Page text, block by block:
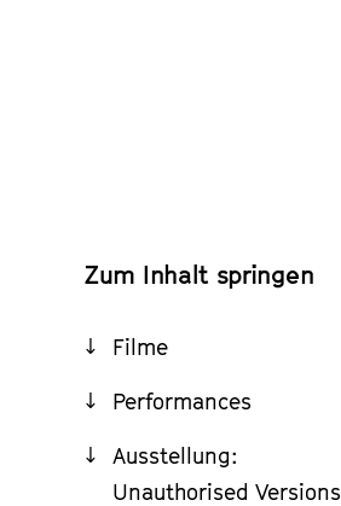
Zum Inhalt springen
Filme
Performances
Ausstellung:
Unauthorised Versions